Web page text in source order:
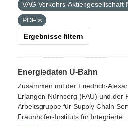
VAG Verkehrs-Aktiengesellschaft
PDF
Ergebnisse filtern
Energiedaten U-Bahn
Zusammen mit der Friedrich-
Erlangen-Nürnberg (FAU) und der
Arbeitsgruppe für Supply Chain
Fraunhofer-Instituts für Integrierte...